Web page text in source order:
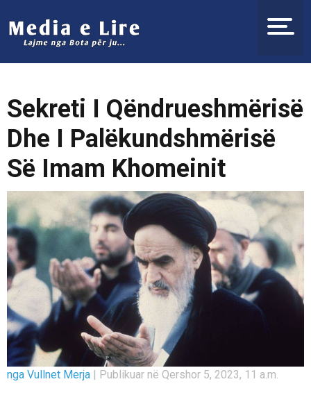
Sekreti I Qëndrueshmërisë
Dhe I Palëkundshmërisë
Së Imam Khomeinit
nga Vullnet Merja | Publikuar në Qershor 5, 2023, 11 a.m.